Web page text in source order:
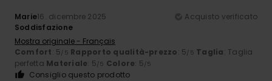
Marie16. dicembre 2025
Acquisto verificato
Soddisfazione
Mostra originale - Français
Comfort: 5/5 Rapporto qualità-prezzo: 5/5 Taglia: Taglia
perfetta Materiale: 5/5 Colore: 5/5
Consiglio questo prodotto